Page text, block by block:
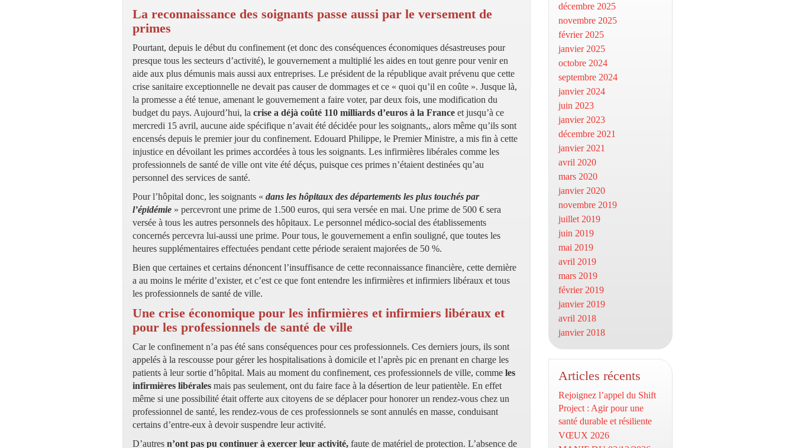
La reconnaissance des soignants passe aussi par le versement de
primes
Pourtant, depuis le début du confinement (et donc des conséquences économiques désastreuses pour
presque tous les secteurs d’activité), le gouvernement a multiplié les aides en tout genre pour venir en
aide aux plus démunis mais aussi aux entreprises. Le président de la république avait prévenu que cette
crise sanitaire exceptionnelle ne devait pas causer de dommages et ce « quoi qu’il en coûte ». Jusque là,
la promesse a été tenue, amenant le gouvernement a faire voter, par deux fois, une modification du
budget du pays. Aujourd’hui, la crise a déjà coûté 110 milliards d’euros à la France et jusqu’à ce
mercredi 15 avril, aucune aide spécifique n’avait été décidée pour les soignants,, alors même qu’ils sont
encensés depuis le premier jour du confinement. Edouard Philippe, le Premier Ministre, a mis fin à cette
injustice en dévoilant les primes accordées à tous les soignants. Les infirmières libérales comme les
professionnels de santé de ville ont vite été déçus, puisque ces primes n’étaient destinées qu’au
personnel des services de santé.
Pour l’hôpital donc, les soignants « dans les hôpitaux des départements les plus touchés par
l’épidémie » percevront une prime de 1.500 euros, qui sera versée en mai. Une prime de 500 € sera
versée à tous les autres personnels des hôpitaux. Le personnel médico-social des établissements
concernés percevra lui-aussi une prime. Pour tous, le gouvernement a enfin souligné, que toutes les
heures supplémentaires effectuées pendant cette période seraient majorées de 50 %.
Bien que certaines et certains dénoncent l’insuffisance de cette reconnaissance financière, cette dernière
a au moins le mérite d’exister, et c’est ce que font entendre les infirmières et infirmiers libéraux et tous
les professionnels de santé de ville.
Une crise économique pour les infirmières et infirmiers libéraux et
pour les professionnels de santé de ville
Car le confinement n’a pas été sans conséquences pour ces professionnels. Ces derniers jours, ils sont
appelés à la rescousse pour gérer les hospitalisations à domicile et l’après pic en prenant en charge les
patients à leur sortie d’hôpital. Mais au moment du confinement, ces professionnels de ville, comme les
infirmières libérales mais pas seulement, ont du faire face à la désertion de leur patientèle. En effet
même si une possibilité était offerte aux citoyens de se déplacer pour honorer un rendez-vous chez un
professionnel de santé, les rendez-vous de ces professionnels se sont annulés en masse, conduisant
certains d’entre-eux à devoir suspendre leur activité.
D’autres n’ont pas pu continuer à exercer leur activité, faute de matériel de protection. L’absence de
décembre 2025
novembre 2025
février 2025
janvier 2025
octobre 2024
septembre 2024
janvier 2024
juin 2023
janvier 2023
décembre 2021
janvier 2021
avril 2020
mars 2020
janvier 2020
novembre 2019
juillet 2019
juin 2019
mai 2019
avril 2019
mars 2019
février 2019
janvier 2019
avril 2018
janvier 2018
Articles récents
Rejoignez l’appel du Shift
Project : Agir pour une
santé durable et résiliente
VŒUX 2026